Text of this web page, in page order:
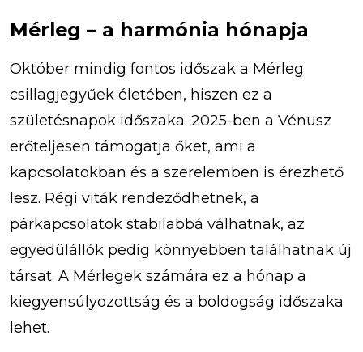
Mérleg – a harmónia hónapja
Október mindig fontos időszak a Mérleg
csillagjegyűek életében, hiszen ez a
születésnapok időszaka. 2025-ben a Vénusz
erőteljesen támogatja őket, ami a
kapcsolatokban és a szerelemben is érezhető
lesz. Régi viták rendeződhetnek, a
párkapcsolatok stabilabbá válhatnak, az
egyedülállók pedig könnyebben találhatnak új
társat. A Mérlegek számára ez a hónap a
kiegyensúlyozottság és a boldogság időszaka
lehet.